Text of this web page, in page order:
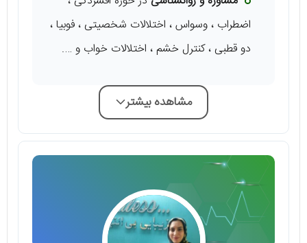
اضطراب ، وسواس ، اختلالات شخصیتی ، فوبیا ،
دو قطبی ، کنترل خشم ، اختلالات خواب و ….
مشاهده بیشتر